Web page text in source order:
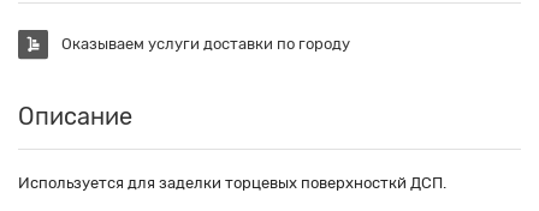
Оказываем услуги доставки по городу
Описание
Используется для заделки торцевых поверхносткй ДСП.